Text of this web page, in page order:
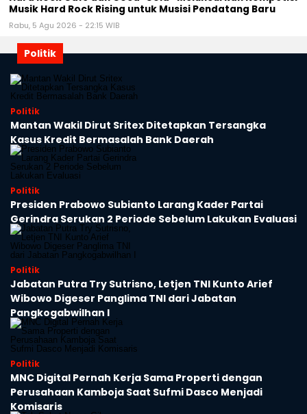
Musik Hard Rock Rising untuk Musisi Pendatang Baru
Rabu, 5 Agu 2026 - 22:15 WIB
Politik
Politik
Mantan Wakil Dirut Sritex Ditetapkan Tersangka
Kasus Kredit Bermasalah Bank Daerah
Politik
Presiden Prabowo Subianto Larang Kader Partai
Gerindra Serukan 2 Periode Sebelum Lakukan Evaluasi
Politik
Jabatan Putra Try Sutrisno, Letjen TNI Kunto Arief
Wibowo Digeser Panglima TNI dari Jabatan
Pangkogabwilhan I
Politik
MNC Digital Pernah Kerja Sama Properti dengan
Perusahaan Kamboja Saat Sufmi Dasco Menjadi
Komisaris